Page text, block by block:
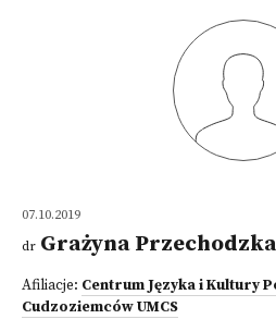
07.10.2019
dr Grażyna Przechodzka
Afiliacje: Centrum Języka i Kultury
Cudzoziemców UMCS